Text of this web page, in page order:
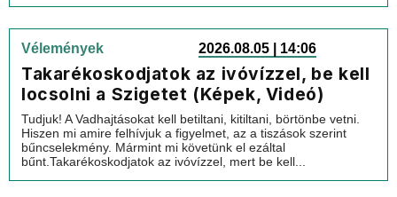
Vélemények 2026.08.05 | 14:06
Takarékoskodjatok az ivóvízzel, be kell
locsolni a Szigetet (Képek, Videó)
Tudjuk! A Vadhajtásokat kell betiltani, kitiltani, börtönbe vetni.
Hiszen mi amire felhívjuk a figyelmet, az a tiszások szerint
bűncselekmény. Mármint mi követünk el ezáltal
bűnt.Takarékoskodjatok az ivóvízzel, mert be kell...